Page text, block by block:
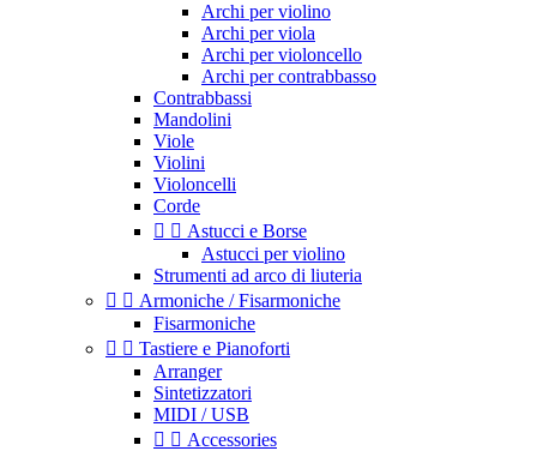
Archi per violino
Archi per viola
Archi per violoncello
Archi per contrabbasso
Contrabbassi
Mandolini
Viole
Violini
Violoncelli
Corde
  Astucci e Borse
Astucci per violino
Strumenti ad arco di liuteria
  Armoniche / Fisarmoniche
Fisarmoniche
  Tastiere e Pianoforti
Arranger
Sintetizzatori
MIDI / USB
  Accessories